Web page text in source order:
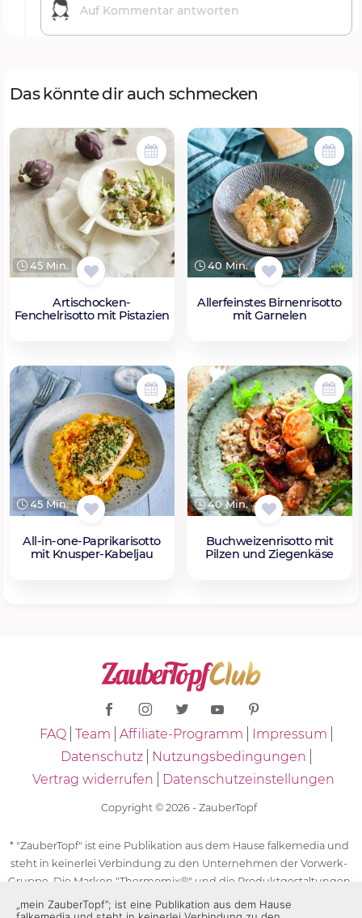
Das könnte dir auch schmecken
45 Min.
Artischocken-
Fenchelrisotto mit Pistazien
40 Min.
Allerfeinstes Birnenrisotto
mit Garnelen
45 Min.
All-in-one-Paprikarisotto
mit Knusper-Kabeljau
40 Min.
Buchweizenrisotto mit
Pilzen und Ziegenkäse
FAQ Team Affiliate-Programm
Impressum
Datenschutz
Nutzungsbedingungen
Vertrag widerrufen
Datenschutzeinstellungen
Copyright © 2026 - ZauberTopf
* "ZauberTopf" ist eine Publikation aus dem Hause falkemedia und
steht in keinerlei Verbindung zu den Unternehmen der Vorwerk-
Gruppe. Die Marken "Thermomix®" und die Produktgestaltungen
des "Thermomix®" sind eingetragene Marken der Unternehmen
„mein ZauberTopf”; ist eine Publikation aus dem Hause